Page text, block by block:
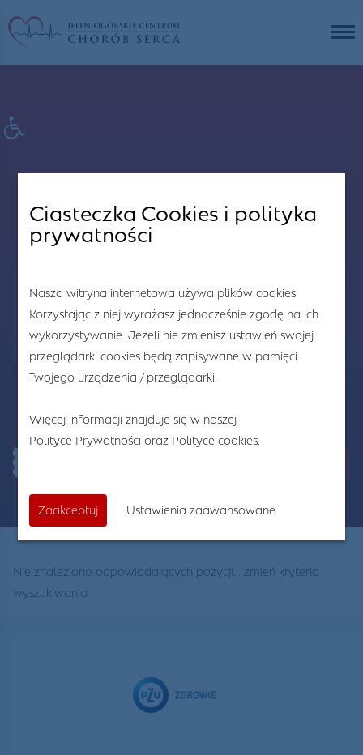
Szukaj na stronie
Nie znaleziono odpowiadających pozycji... zmień kryteria
wyszukiwania
Ciasteczka Cookies i polityka
prywatności
Nasza witryna internetowa używa plików cookies.
Korzystając z niej wyrażasz jednocześnie zgodę na ich
wykorzystywanie. Jeżeli nie zmienisz ustawień swojej
przeglądarki cookies będą zapisywane w pamięci
Twojego urządzenia / przeglądarki.
Więcej informacji znajduje się w naszej
Polityce Prywatnościoraz Polityce cookies.
Zaakceptuj Ustawienia zaawansowane